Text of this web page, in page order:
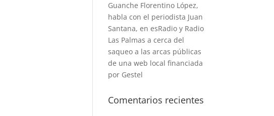
Guanche Florentino López,
habla con el periodista Juan
Santana, en esRadio y Radio
Las Palmas a cerca del
saqueo a las arcas públicas
de una web local financiada
por Gestel
Comentarios recientes